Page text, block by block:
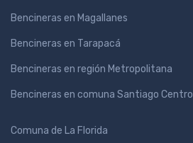
Bencineras en Magallanes
Bencineras en Tarapacá
Bencineras en región Metropolitana
Bencineras en comuna Santiago Centro
Comuna de La Florida